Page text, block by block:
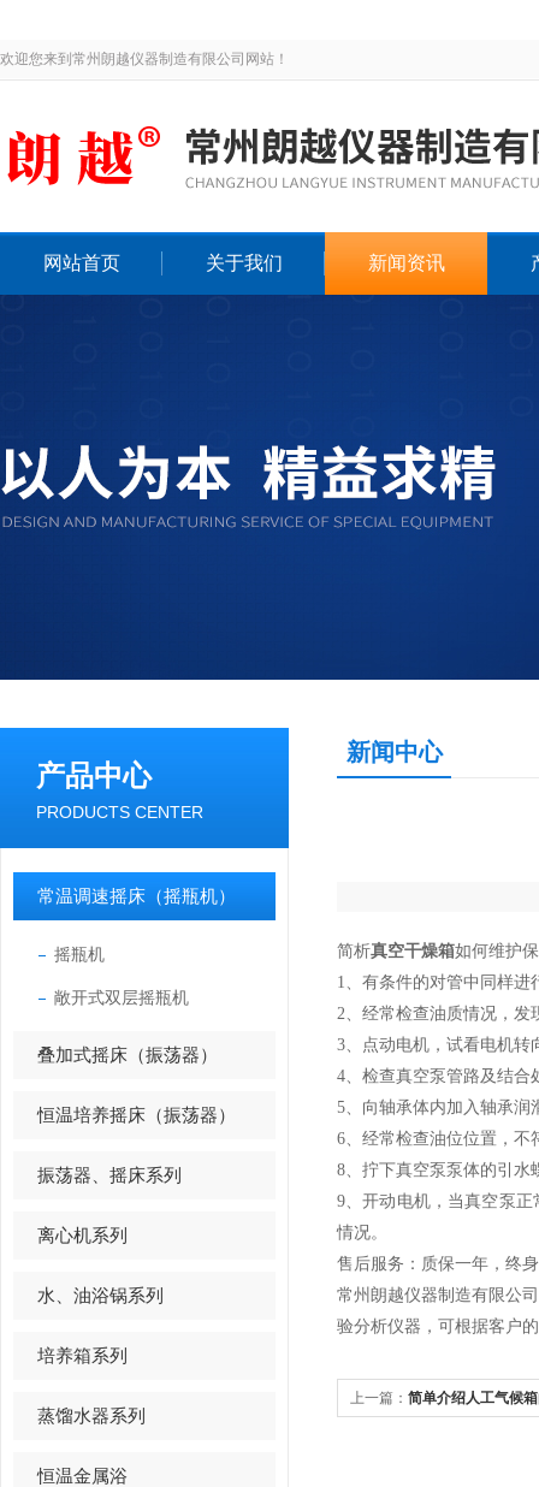
欢迎您来到常州朗越仪器制造有限公司网站！
网站首页 关于我们 新闻资讯
产品中心
PRODUCTS CENTER
常温调速摇床（摇瓶机）
摇瓶机
敞开式双层摇瓶机
叠加式摇床（振荡器）
恒温培养摇床（振荡器）
振荡器、摇床系列
离心机系列
水、油浴锅系列
培养箱系列
蒸馏水器系列
恒温金属浴
新闻中心
简析真空干燥箱如何维护
1、有条件的对管中同样进
2、经常检查油质情况，发
3、点动电机，试看电机转
4、检查真空泵管路及结合
5、向轴承体内加入轴承润
6、经常检查油位位置，不
8、拧下真空泵泵体的引水
9、开动电机，当真空泵
情况。
售后服务：质保一年，终
常州朗越仪器制造有限公
验分析仪器，可根据客户
上一篇： 简单介绍人工气候